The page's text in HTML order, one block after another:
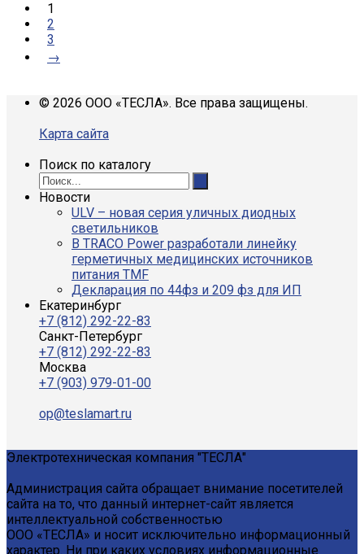
1
2
3
→
© 2026 ООО «ТЕСЛА». Все права защищены.
Карта сайта
Поиск по каталогу
Новости
ULV – новая серия уличных диодных
светильников
В TRACO Power разработали линейку
герметичных медицинских источников
питания TMF
Декларация по 44фз и 209 фз для ИП
Екатеринбург
+7 (812) 292-22-83
Санкт-Петербург
+7 (812) 292-22-83
Москва
+7 (903) 979-01-00
op@teslamart.ru
Электротехническая компания "ТЕСЛА"
Администрация сайта обращает внимание посетителей
сайта на то, что данный интернет-сайт является
интеллектуальной собственностью
ООО «ТЕСЛА» и носит исключительно информационный
характер. Ни при каких условиях информационные